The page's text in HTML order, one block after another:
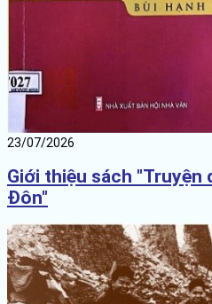
23/07/2026
Giới thiệu sách "Truyện
Đôn"